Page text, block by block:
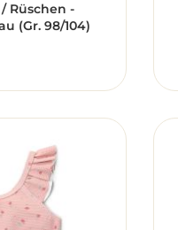
Rüschen -
(Gr. 98/104)